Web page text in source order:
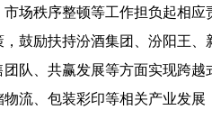
场秩序整顿等工作担负起相
鼓励扶持汾酒集团、汾阳王
队、共赢发展等方面实现跨
流、包装彩印等相关产业发展